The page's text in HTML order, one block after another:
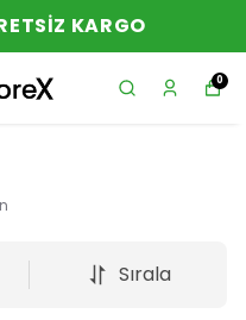
KARGO
0
Sırala